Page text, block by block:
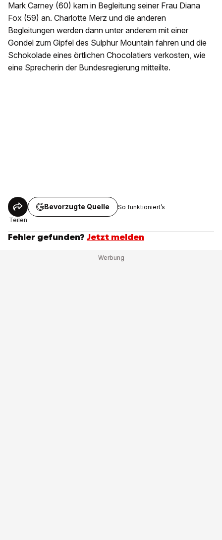
Mark Carney (60) kam in Begleitung seiner Frau Diana
Fox (59) an. Charlotte Merz und die anderen
Begleitungen werden dann unter anderem mit einer
Gondel zum Gipfel des Sulphur Mountain fahren und die
Schokolade eines örtlichen Chocolatiers verkosten, wie
eine Sprecherin der Bundesregierung mitteilte.
Teilen
Bevorzugte Quelle So funktioniert’s
Fehler gefunden? Jetzt melden